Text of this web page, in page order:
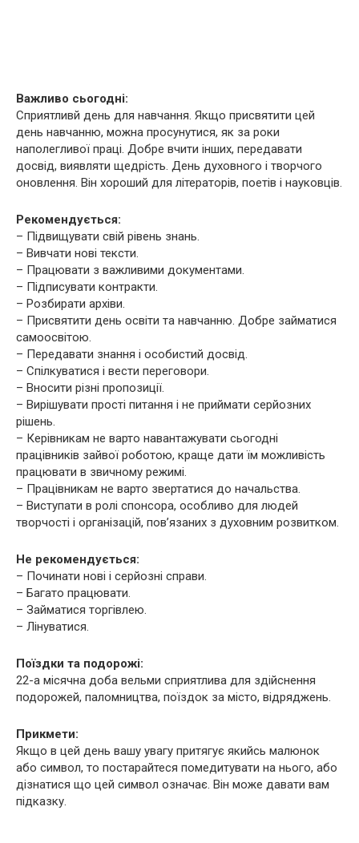
Важливо сьогодні:
Сприятливй день для навчання. Якщо присвятити цей
день навчанню, можна просунутися, як за роки
наполегливої ​​праці. Добре вчити інших, передавати
досвід, виявляти щедрість. День духовного і творчого
оновлення. Він хороший для літераторів, поетів і науковців.
Рекомендується:
– Підвищувати свій рівень знань.
– Вивчати нові тексти.
– Працювати з важливими документами.
– Підписувати контракти.
– Розбирати архіви.
– Присвятити день освіти та навчанню. Добре займатися
самоосвітою.
– Передавати знання і особистий досвід.
– Спілкуватися і вести переговори.
– Вносити різні пропозиції.
– Вирішувати прості питання і не приймати серйозних
рішень.
– Керівникам не варто навантажувати сьогодні
працівників зайвої роботою, краще дати їм можливість
працювати в звичному режимі.
– Працівникам не варто звертатися до начальства.
– Виступати в ролі спонсора, особливо для людей
творчості і організацій, пов’язаних з духовним розвитком.
Не рекомендується:
– Починати нові і серйозні справи.
– Багато працювати.
– Займатися торгівлею.
– Лінуватися.
Поїздки та подорожі:
22-а місячна доба вельми сприятлива для здійснення
подорожей, паломництва, поїздок за місто, відряджень.
Прикмети:
Якщо в цей день вашу увагу притягує якийсь малюнок
або символ, то постарайтеся помедитувати на нього, або
дізнатися що цей символ означає. Він може давати вам
підказку.